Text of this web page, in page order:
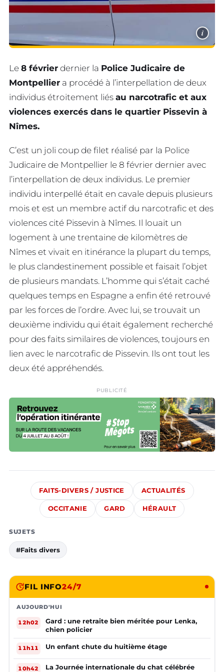
i
Le 8 février dernier la Police Judicaire de
Montpellier a procédé à l’interpellation de deux
individus étroitement liés au narcotrafic et aux
violences exercés dans le quartier Pissevin à
Nîmes.
C’est un joli coup de filet réalisé par la Police
Judicaire de Montpellier le 8 février dernier avec
l’interpellation de deux individus. Le premier
individu interpellé était en cavale depuis plusieurs
mois et est un membre actif du narcotrafic et des
violences cité Pissevin à Nîmes. Il louait un
logement à une trentaine de kilomètres de
Nîmes et vivait en itinérance la plupart du temps,
le plus clandestinement possible et faisait l’objet
de plusieurs mandats. L’homme qui s’était caché
quelques temps en Espagne a enfin été retrouvé
par les forces de l’ordre. Avec lui, se trouvait un
deuxième individu qui était également recherché
pour des faits similaires de violences, toujours en
lien avec le narcotrafic de Pissevin. Ils ont tout les
deux été appréhendés.
PUBLICITÉ
FAITS-DIVERS / JUSTICE ACTUALITÉS
OCCITANIE GARD HÉRAULT
SUJETS
#Faits divers
FIL INFO24/7
AUJOURD'HUI
12h02
Gard : une retraite bien méritée pour Lenka,
chien policier
11h11 Un enfant chute du huitième étage
10h42
La Journée internationale du chat célébrée